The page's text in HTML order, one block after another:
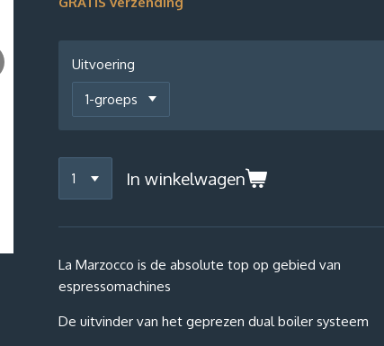
Uitvoering
In winkelwagen
La Marzocco is de absolute top op gebied van
espressomachines
De uitvinder van het geprezen dual boiler systeem